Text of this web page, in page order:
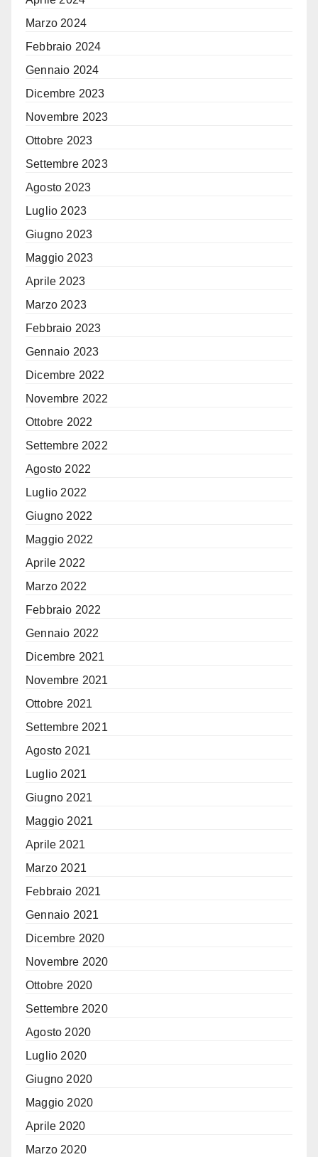
Marzo 2024
Febbraio 2024
Gennaio 2024
Dicembre 2023
Novembre 2023
Ottobre 2023
Settembre 2023
Agosto 2023
Luglio 2023
Giugno 2023
Maggio 2023
Aprile 2023
Marzo 2023
Febbraio 2023
Gennaio 2023
Dicembre 2022
Novembre 2022
Ottobre 2022
Settembre 2022
Agosto 2022
Luglio 2022
Giugno 2022
Maggio 2022
Aprile 2022
Marzo 2022
Febbraio 2022
Gennaio 2022
Dicembre 2021
Novembre 2021
Ottobre 2021
Settembre 2021
Agosto 2021
Luglio 2021
Giugno 2021
Maggio 2021
Aprile 2021
Marzo 2021
Febbraio 2021
Gennaio 2021
Dicembre 2020
Novembre 2020
Ottobre 2020
Settembre 2020
Agosto 2020
Luglio 2020
Giugno 2020
Maggio 2020
Aprile 2020
Marzo 2020